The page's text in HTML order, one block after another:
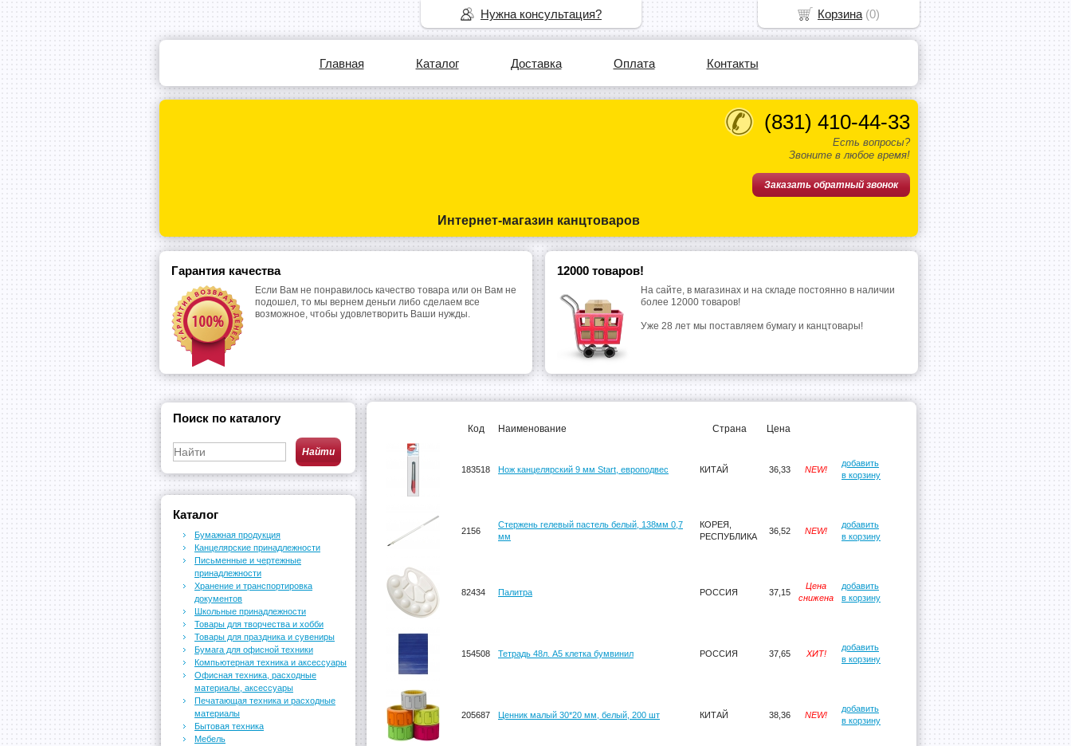
Главная Каталог Доставка Оплата Контакты
(831) 410-44-33
Есть вопросы?
Звоните в любое время!
Заказать обратный звонок
Интернет-магазин канцтоваров
Гарантия качества
Если Вам не понравилось качество товара или он Вам не
подошел, то мы вернем деньги либо сделаем все
возможное, чтобы удовлетворить Ваши нужды.
12000 товаров!
На сайте, в магазинах и на складе постоянно в наличии
более 12000 товаров!
Уже 28 лет мы поставляем бумагу и канцтовары!
Код Наименование Страна Цена
183518 Нож канцелярский 9 мм Start, европодвес КИТАЙ 36,33 NEW!
добавить
в корзину
2156
Стержень гелевый пастель белый, 138мм 0,7
мм
КОРЕЯ,
РЕСПУБЛИКА
36,52 NEW!
добавить
в корзину
82434 Палитра РОССИЯ 37,15
Цена
снижена
добавить
в корзину
154508 Тетрадь 48л. А5 клетка бумвинил РОССИЯ 37,65 ХИТ!
добавить
в корзину
205687 Ценник малый 30*20 мм, белый, 200 шт КИТАЙ 38,36 NEW!
добавить
в корзину
Поиск по каталогу
Каталог
Бумажная продукция
Канцелярские принадлежности
Письменные и чертежные
принадлежности
Хранение и транспортировка
документов
Школьные принадлежности
Товары для творчества и хобби
Товары для праздника и сувениры
Бумага для офисной техники
Компьютерная техника и аксессуары
Офисная техника, расходные
материалы, аксессуары
Печатающая техника и расходные
материалы
Бытовая техника
Мебель
Нужна консультация? Корзина (0)